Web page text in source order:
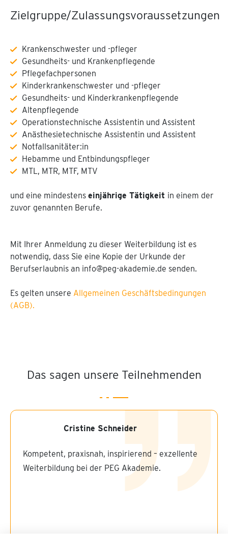
Zielgruppe/Zulassungsvoraussetzungen
Krankenschwester und -pfleger
Gesundheits- und Krankenpflegende
Pflegefachpersonen
Kinderkrankenschwester und -pfleger
Gesundheits- und Kinderkrankenpflegende
Altenpflegende
Operationstechnische Assistentin und Assistent
Anästhesietechnische Assistentin und Assistent
Notfallsanitäter:in
Hebamme und Entbindungspfleger
MTL, MTR, MTF, MTV
und eine mindestens einjährige Tätigkeit in einem der
zuvor genannten Berufe.
Mit Ihrer Anmeldung zu dieser Weiterbildung ist es
notwendig, dass Sie eine Kopie der Urkunde der
Berufserlaubnis an info@peg-akademie.de senden.
Es gelten unsere Allgemeinen Geschäftsbedingungen
(AGB).
Das sagen unsere Teilnehmenden
Cristine Schneider
Kompetent, praxisnah, inspirierend – exzellente
Weiterbildung bei der PEG Akademie.